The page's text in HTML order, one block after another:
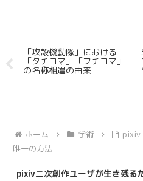
「攻殻機動隊」における
「タチコマ」「フチコマ」
の名称相違の由来
ホーム 学術
pixiv
唯一の方法
pixiv二次創作ユーザが生き残る